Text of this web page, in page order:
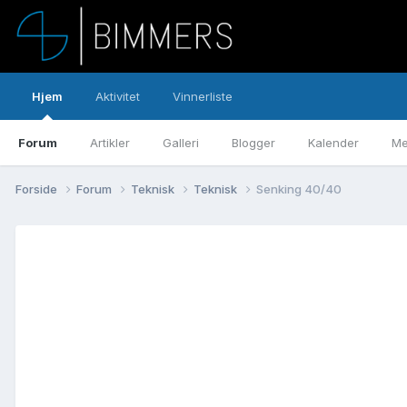
Hjem
Forum Artikler Galleri Blogger Kalender
Aktivitet Vinnerliste
Forside Forum Teknisk Teknisk Senking 40/40